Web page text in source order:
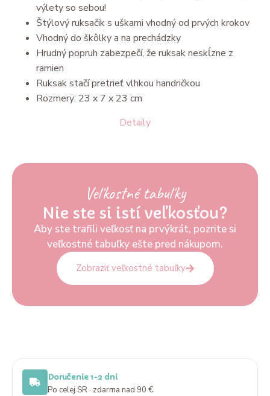
Detaily
výlety so sebou!
Štýlový ruksačik s uškami vhodný od prvých krokov
Vhodný do škôlky a na prechádzky
Hrudný popruh zabezpečí, že ruksak neskĺzne z
ramien
Ruksak stačí pretrieť vlhkou handričkou
Rozmery: 23 x 7 x 23 cm
Veľkostné tabuľky
Nie ste si istí veľkosťou?
Aby ste trafili veľkosť na prvýkrát, pozrite si
veľkostné tabuľky ešte pred nákupom.
Zobraziť veľkostné tabuľky
Doručenie 1-2 dni
Po celej SR · zdarma nad 90 €